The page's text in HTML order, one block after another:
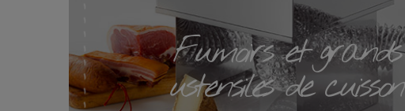
Fumoirs et grands
ustensiles de cuisson